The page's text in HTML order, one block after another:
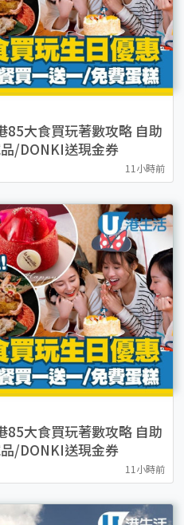
85大食買玩著數攻略 自助
/DONKI送現金券
11小時前
85大食買玩著數攻略 自助
/DONKI送現金券
11小時前